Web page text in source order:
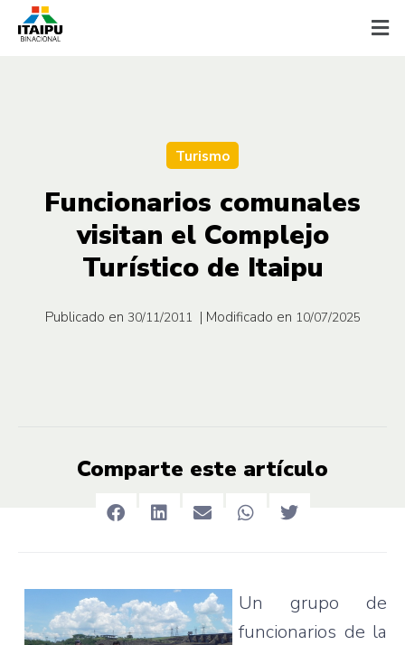
Turismo
Funcionarios comunales
visitan el Complejo
Turístico de Itaipu
Publicado en 30/11/2011 | Modificado en 10/07/2025
Comparte este artículo
Un grupo de
funcionarios de la